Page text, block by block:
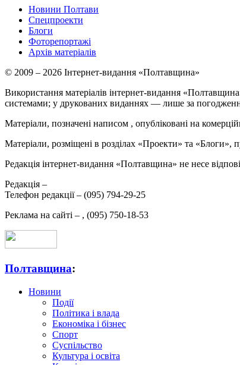
Новини Полтави
Спецпроекти
Блоги
Фоторепортажі
Архів матеріалів
© 2009 – 2026 Інтернет-видання «Полтавщина»
Використання матеріалів інтернет-видання
системами; у друкованих виданнях — лише за
Матеріали, позначені написом , опубліковані на
Матеріали, розміщені в розділах «Проекти» та «Блоги»,
Редакція інтернет-видання «Полтавщина» не несе
Редакція –
Телефон редакції – (095) 794-29-25
Реклама на сайті – , (095) 750-18-53
Полтавщина:
Новини
Події
Політика і влада
Економіка і бізнес
Спорт
Суспільство
Культура і освіта